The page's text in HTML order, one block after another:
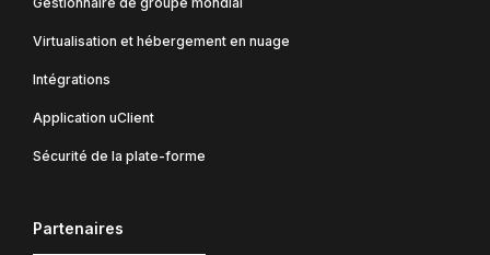
Virtualisation et hébergement en nuage
Intégrations
Application uClient
Sécurité de la plate-forme
Partenaires